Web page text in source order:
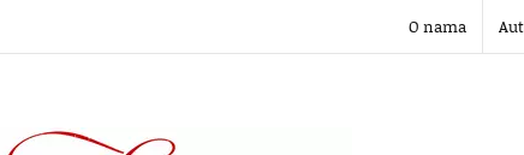
O nama